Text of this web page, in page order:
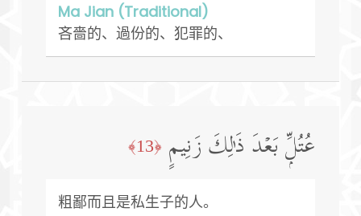
Ma Jian (Traditional)
吝嗇的、過份的、犯罪的、
عُتُلِّۭ بَعۡدَ ذَ ٰ⁠لِكَ زَنِیمٍ ﴿13﴾
粗鄙而且是私生子的人。